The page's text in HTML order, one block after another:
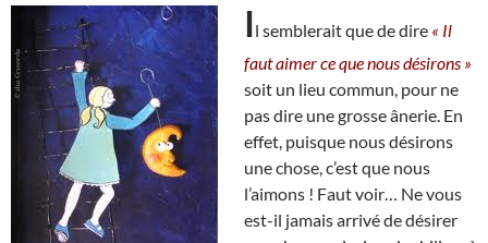
Il semblerait que de dire « Il
faut aimer ce que nous désirons »
soit un lieu commun, pour ne
pas dire une grosse ânerie. En
effet, puisque nous désirons
une chose, c’est que nous
l’aimons ! Faut voir… Ne vous
est-il jamais arrivé de désirer